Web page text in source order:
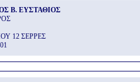
Β. ΕΥΣΤΑΘΙΟΣ
12 ΣΕΡΡΕΣ